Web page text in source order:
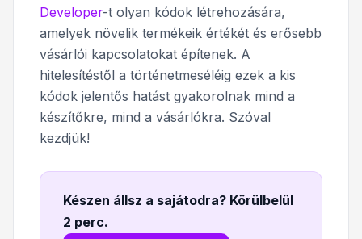
Developer-t olyan kódok létrehozására,
amelyek növelik termékeik értékét és erősebb
vásárlói kapcsolatokat építenek. A
hitelesítéstől a történetmeséléig ezek a kis
kódok jelentős hatást gyakorolnak mind a
készítőkre, mind a vásárlókra. Szóval
kezdjük!
Készen állsz a sajátodra? Körülbelül
2 perc.